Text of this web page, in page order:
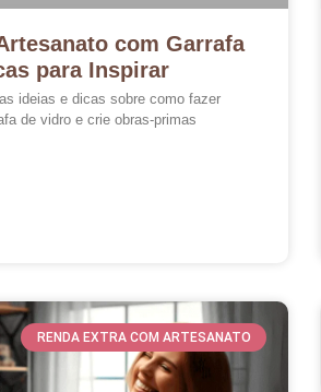
com Garrafa
para Inspirar
ideias e dicas sobre como fazer
de vidro e crie obras-primas
RENDA EXTRA COM ARTESANATO